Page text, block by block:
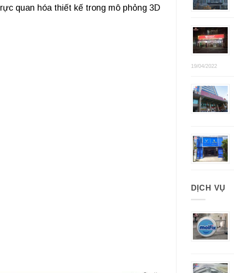
quan hóa thiết kế trong mô phỏng 3D
19/04/2022
DỊCH VỤ